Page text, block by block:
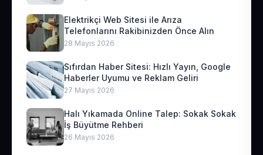
Elektrikçi Web Sitesi ile Arıza
Telefonlarını Rakibinizden Önce Alın
28 Mayıs 2026
Sıfırdan Haber Sitesi: Hızlı Yayın, Google
Haberler Uyumu ve Reklam Geliri
27 Mayıs 2026
Halı Yıkamada Online Talep: Sokak Sokak
İş Büyütme Rehberi
26 Mayıs 2026